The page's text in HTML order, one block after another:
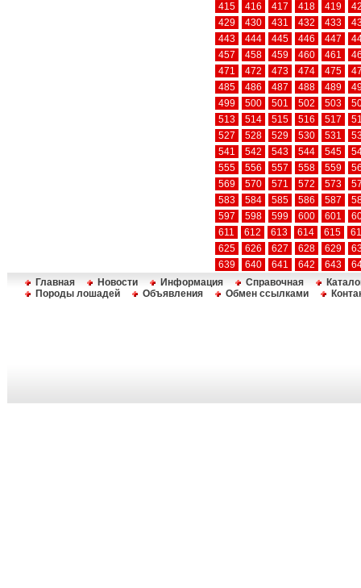
415
416 417 418 419
429
430 431 432 433
443
444 445 446 447
457
458 459 460 461
471
472 473 474 475
485
486 487 488 489
499
500 501 502 503
513
514 515 516 517
527
528 529 530 531
541
542 543 544 545
555
556 557 558 559
569
570 571 572 573
583
584 585 586 587
597
598 599 600 601
611
612 613 614 615
625
626 627 628 629
639
640 641 642 643
Главная
Новости Информация Справочная
Породы лошадей
Объявления Обмен ссылками